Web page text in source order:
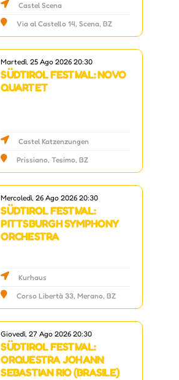
Castel Scena
Via al Castello 14, Scena, BZ
Martedì, 25 Ago 2026 20:30
SÜDTIROL FESTIVAL: NOVO
QUARTET
Castel Katzenzungen
Prissiano, Tesimo, BZ
Mercoledì, 26 Ago 2026 20:30
SÜDTIROL FESTIVAL:
PITTSBURGH SYMPHONY
ORCHESTRA
Kurhaus
Corso Libertà 33, Merano, BZ
Giovedì, 27 Ago 2026 20:30
SÜDTIROL FESTIVAL:
ORQUESTRA JOHANN
SEBASTIAN RIO (BRASILE)